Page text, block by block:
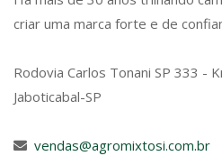
criar uma marca forte e de
Rodovia Carlos Tonani SP 333 -
Jaboticabal-SP
vendas@agromixtosi.com.br